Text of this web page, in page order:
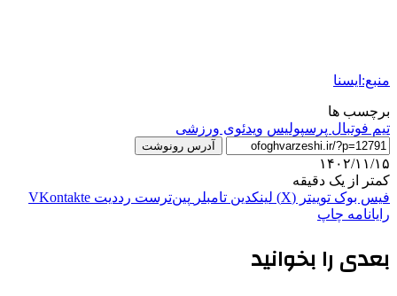
منبع:ایسنا
برچسب ها
تيم فوتبال پرسپوليس ویدئوی ورزشی
آدرس رونوشت
۱۴۰۲/۱۱/۱۵
کمتر از یک دقیقه
فیس بوک توییتر (X) لینکدین ‫تامبلر ‫پین‌ترست ‫رددیت ‫VKontakte
رایانامه چاپ
بعدی را بخوانید